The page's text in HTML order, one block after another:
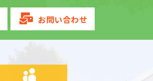
お問い合わせ